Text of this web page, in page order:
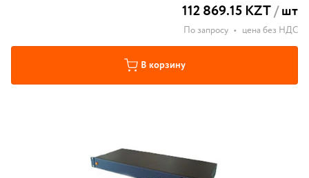
112 869.15 KZT/шт
По запросу • цена без НДС
В корзину